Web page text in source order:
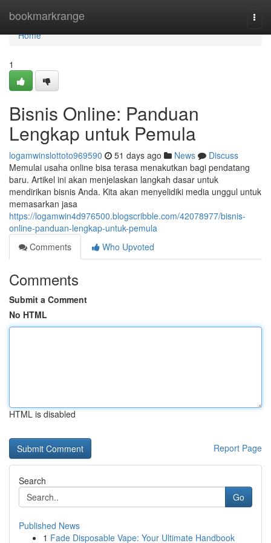
bookmarkrange
Home
Home
1
Bisnis Online: Panduan
Lengkap untuk Pemula
logamwinslottoto969590 51 days ago News
Discuss
Memulai usaha online bisa terasa menakutkan bagi pendatang
baru. Artikel ini akan menjelaskan langkah dasar untuk
mendirikan bisnis Anda. Kita akan menyelidiki media unggul untuk
memasarkan jasa
https://logamwin4d976500.blogscribble.com/42078977/bisnis-
online-panduan-lengkap-untuk-pemula
Comments
Who Upvoted
Comments
Submit a Comment
No HTML
HTML is disabled
Report Page
Search
Go
Published News
1 Fade Disposable Vape: Your Ultimate Handbook